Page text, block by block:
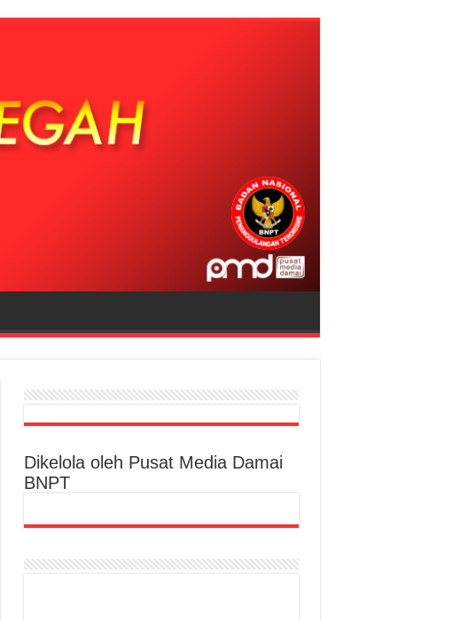
Dikelola oleh Pusat Media Damai
BNPT